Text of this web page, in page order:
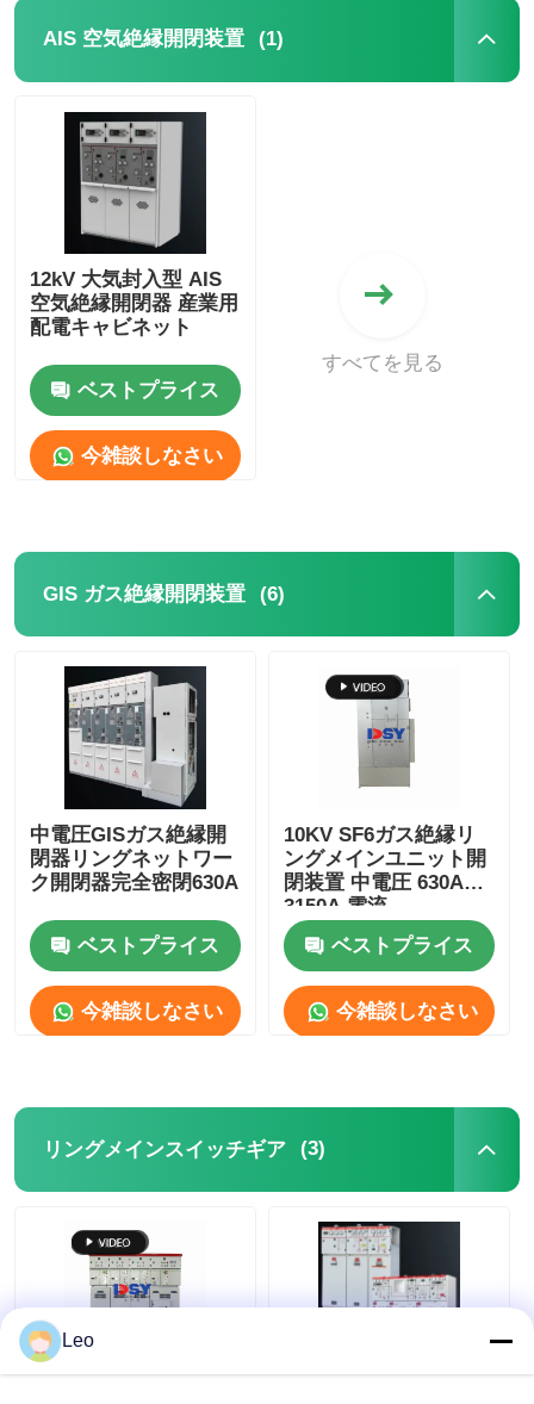
会社案内
お問い合わせ
ニュース
すべての場合
見積依頼
中圧スイッチ装置
低電圧のスイッチ装置
GIS ガス絶縁開閉装置
固体絶縁開閉装置
リングメインスイッチギア
箱のタイプ サブステーション
ケーブル分岐箱
真空負荷開閉器
高電圧断路器
低電圧配送キャビネット
低電圧の配電箱
AIS 空気絶縁開閉装置 (1)
12kV 大気封入型 AIS
空気絶縁開閉器 産業用
配電キャビネット
ベストプライス
今雑談しなさい
すべてを見る
GIS ガス絶縁開閉装置 (6)
中電圧GISガス絶縁開
閉器リングネットワー
ク開閉器完全密閉630A
ベストプライス
今雑談しなさい
10KV SF6ガス絶縁リ
ングメインユニット開
閉装置 中電圧 630A～
3150A 電流
ベストプライス
今雑談しなさい
リングメインスイッチギア (3)
Leo